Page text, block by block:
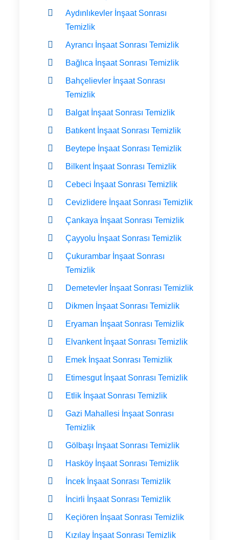
Aydınlıkevler İnşaat Sonrası
Temizlik
Ayrancı İnşaat Sonrası Temizlik
Bağlıca İnşaat Sonrası Temizlik
Bahçelievler İnşaat Sonrası
Temizlik
Balgat İnşaat Sonrası Temizlik
Batıkent İnşaat Sonrası Temizlik
Beytepe İnşaat Sonrası Temizlik
Bilkent İnşaat Sonrası Temizlik
Cebeci İnşaat Sonrası Temizlik
Cevizlidere İnşaat Sonrası Temizlik
Çankaya İnşaat Sonrası Temizlik
Çayyolu İnşaat Sonrası Temizlik
Çukurambar İnşaat Sonrası
Temizlik
Demetevler İnşaat Sonrası Temizlik
Dikmen İnşaat Sonrası Temizlik
Eryaman İnşaat Sonrası Temizlik
Elvankent İnşaat Sonrası Temizlik
Emek İnşaat Sonrası Temizlik
Etimesgut İnşaat Sonrası Temizlik
Etlik İnşaat Sonrası Temizlik
Gazi Mahallesi İnşaat Sonrası
Temizlik
Gölbaşı İnşaat Sonrası Temizlik
Hasköy İnşaat Sonrası Temizlik
İncek İnşaat Sonrası Temizlik
İncirli İnşaat Sonrası Temizlik
Keçiören İnşaat Sonrası Temizlik
Kızılay İnşaat Sonrası Temizlik